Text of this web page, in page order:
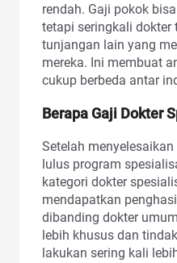
rendah. Gaji pokok
tetapi seringkali dokter
tunjangan lain yang
mereka. Ini membuat
cukup berbeda antar
Berapa Gaji Dokter
Setelah
lulus program
kategori dokter
mendapatkan
dibanding dokter
lebih khusus dan
lakukan sering kali